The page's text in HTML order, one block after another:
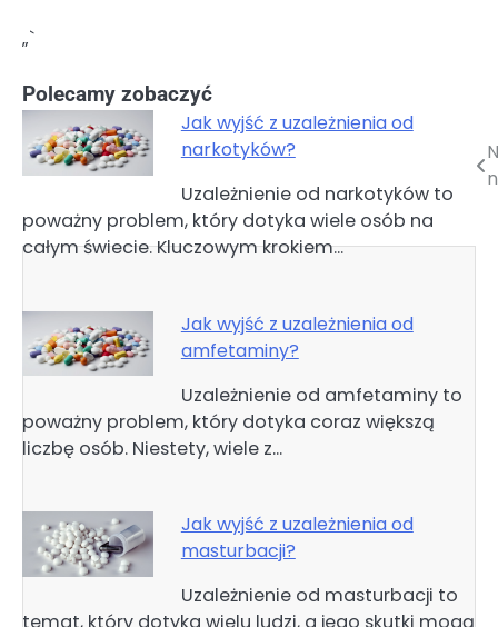
„`
Polecamy zobaczyć
Jak wyjść z uzależnienia od
narkotyków?
Uzależnienie od narkotyków to
poważny problem, który dotyka wiele osób na
całym świecie. Kluczowym krokiem…
Jak wyjść z uzależnienia od
amfetaminy?
Uzależnienie od amfetaminy to
poważny problem, który dotyka coraz większą
liczbę osób. Niestety, wiele z…
Jak wyjść z uzależnienia od
masturbacji?
Uzależnienie od masturbacji to
temat, który dotyka wielu ludzi, a jego skutki mogą
Nawigacja